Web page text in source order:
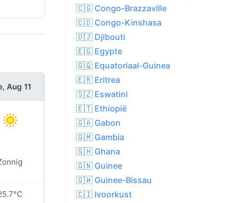
Aug 11 Wed, Aug 12
Plaatselijk
regen in de
buurt
25.3°C
🇨🇬 Congo-Brazzaville
🇨🇩 Congo-Kinshasa
🇩🇯 Djibouti
🇪🇬 Egypte
🇬🇶 Equatoriaal-Guinea
🇪🇷 Eritrea
🇸🇿 Eswatini
🇪🇹 Ethiopië
🇬🇦 Gabon
🇬🇲 Gambia
🇬🇭 Ghana
🇬🇳 Guinee
🇬🇼 Guinee-Bissau
🇨🇮 Ivoorkust